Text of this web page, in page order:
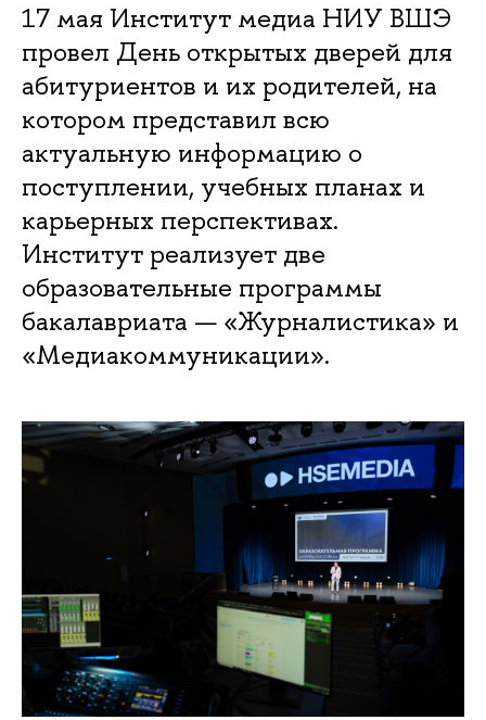
17 мая Институт медиа НИУ ВШЭ
провел День открытых дверей для
абитуриентов и их родителей, на
котором представил всю
актуальную информацию о
поступлении, учебных планах и
карьерных перспективах.
Институт реализует две
образовательные программы
бакалавриата — «Журналистика» и
«Медиакоммуникации».